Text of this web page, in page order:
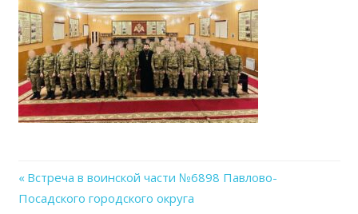
Навигация
Previous
Post:
Встреча в воинской части №6898 Павлово-
Посадского городского округа